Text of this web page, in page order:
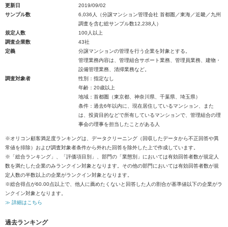
更新日
2019/09/02
サンプル数
6,036人（分譲マンション管理会社 首都圏／東海／近畿／九州
調査を含む総サンプル数12,238人）
規定人数
100人以上
調査企業数
43社
定義
分譲マンションの管理を行う企業を対象とする。
管理業務内容は、管理組合サポート業務、管理員業務、建物・
設備管理業務、清掃業務など。
調査対象者
性別：指定なし
年齢：20歳以上
地域：首都圏（東京都、神奈川県、千葉県、埼玉県）
条件：過去6年以内に、現在居住しているマンション、また
は、投資目的などで所有しているマンションで、管理組合の理
事会の理事を担当したことがある人
※オリコン顧客満足度ランキングは、データクリーニング（回収したデータから不正回答や異
常値を排除）および調査対象者条件から外れた回答を除外した上で作成しています。
※「総合ランキング」、「評価項目別」、部門の「業態別」においては有効回答者数が規定人
数を満たした企業のみランクイン対象となります。その他の部門においては有効回答者数が規
定人数の半数以上の企業がランクイン対象となります。
※総合得点が60.00点以上で、他人に薦めたくないと回答した人の割合が基準値以下の企業がラ
ンクイン対象となります。
≫ 詳細はこちら
過去ランキング